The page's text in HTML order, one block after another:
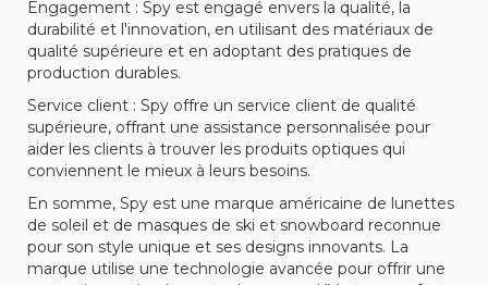
Engagement : Spy est engagé envers la qualité, la
durabilité et l'innovation, en utilisant des matériaux de
qualité supérieure et en adoptant des pratiques de
production durables.
Service client : Spy offre un service client de qualité
supérieure, offrant une assistance personnalisée pour
aider les clients à trouver les produits optiques qui
conviennent le mieux à leurs besoins.
En somme, Spy est une marque américaine de lunettes
de soleil et de masques de ski et snowboard reconnue
pour son style unique et ses designs innovants. La
marque utilise une technologie avancée pour offrir une